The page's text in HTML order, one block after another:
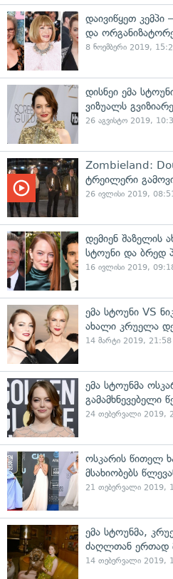
დაივიწყეთ
და
8 ნოემბერი 2019,
დისნეი ემა
ვიზუალს
26 აგვისტო 2019,
Zombieland:
ტრეილერი
26 ივლისი 2019,
დემიენ შაზელის
სტოუნი და ბრედ
16 ივლისი 2019,
ემა სტოუნი VS
ახალი კრუელა
14 მარტი 2019, 21:58
ემა სტოუნმა
გამამხნევებელი
24 თებერვალი 2019,
ოსკარის წითელ
მსახიობებს
21 თებერვალი 2019,
ემა სტოუნმა,
ძაღლთან ერთად
14 თებერვალი 2019,